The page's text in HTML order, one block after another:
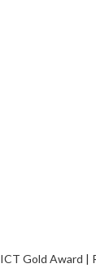
ICT Gold Award |